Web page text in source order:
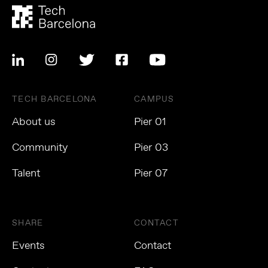
TECH BARCELONA
About us
Community
Talent
CAMPUS
Pier 01
Pier 03
Pier 07
SHARE
Events
CONTACT
Contact